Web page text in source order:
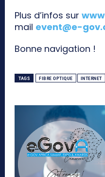
Plus d’infos sur
mail event@e-
Bonne navigation !
TAGS FIBRE OPTIQUE INTERNET